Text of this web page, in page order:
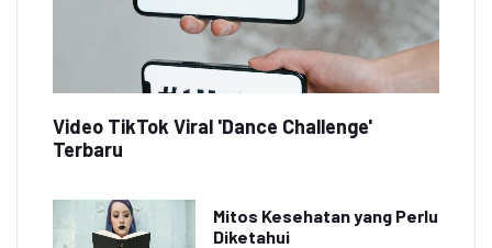
Video TikTok Viral 'Dance Challenge'
Terbaru
Mitos Kesehatan yang Perlu
Diketahui